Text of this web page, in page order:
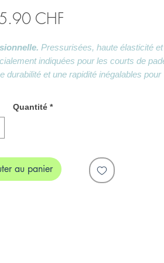
CHF
Pressurisées, haute élasticité et
indiquées pour les courts de
durabilité et une rapidité inégalables pour
(Fédération française de tennis).
Quantité *
au panier